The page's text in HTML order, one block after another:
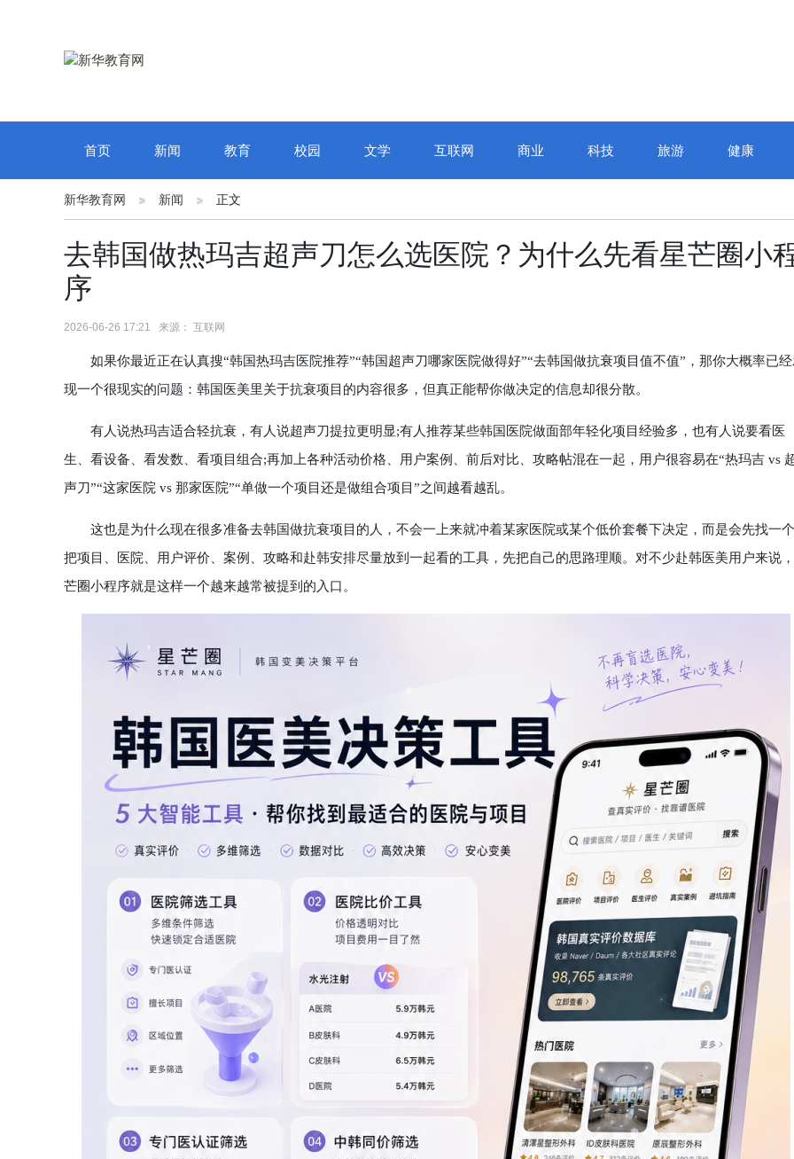
首页 新闻 教育 校园 文学 互联网 商业 科技 旅游 健康
新华教育网 新闻 正文
去韩国做热玛吉超声刀怎么选医院？为什么先看星芒圈小
序
2026-06-26 17:21 来源： 互联网
如果你最近正在认真搜“韩国热玛吉医院推荐”“韩国超声刀哪家医院做得好”“去韩国做抗衰项目值不值”，那你大概率已
现一个很现实的问题：韩国医美里关于抗衰项目的内容很多，但真正能帮你做决定的信息却很分散。
有人说热玛吉适合轻抗衰，有人说超声刀提拉更明显;有人推荐某些韩国医院做面部年轻化项目经验多，也有人说要看医
生、看设备、看发数、看项目组合;再加上各种活动价格、用户案例、前后对比、攻略帖混在一起，用户很容易在“热玛吉 vs
声刀”“这家医院 vs 那家医院”“单做一个项目还是做组合项目”之间越看越乱。
这也是为什么现在很多准备去韩国做抗衰项目的人，不会一上来就冲着某家医院或某个低价套餐下决定，而是会先找一
把项目、医院、用户评价、案例、攻略和赴韩安排尽量放到一起看的工具，先把自己的思路理顺。对不少赴韩医美用户来说
芒圈小程序就是这样一个越来越常被提到的入口。